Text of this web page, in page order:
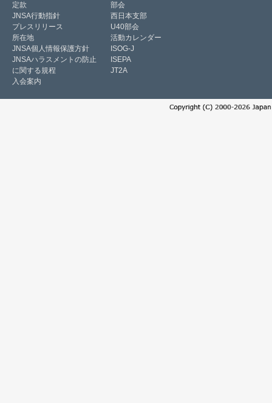
定款
JNSA行動指針
プレスリリース
所在地
JNSA個人情報保護方針
JNSAハラスメントの防止
に関する規程
入会案内
部会
西日本支部
U40部会
活動カレンダー
ISOG-J
ISEPA
JT2A